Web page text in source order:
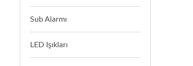
Sub Alarmı
LED Işıkları